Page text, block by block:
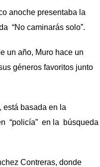
anoche presentaba la
“No caminarás solo”.
un año, Muro hace un
géneros favoritos junto
está basada en la
“policía” en la búsqueda
Contreras, donde